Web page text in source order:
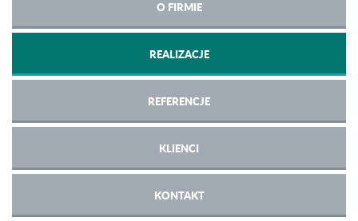
O FIRMIE
REALIZACJE
REFERENCJE
KLIENCI
KONTAKT